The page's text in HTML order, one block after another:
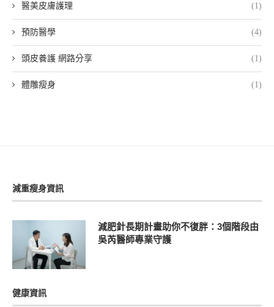
醫美皮膚護理 (1)
預防醫學 (4)
頭皮養護 網路分享 (1)
體雕瘦身 (1)
減重瘦身資訊
減肥針長期計畫助你不復胖：3個階段由
吳芮醫師專業守護
健康資訊